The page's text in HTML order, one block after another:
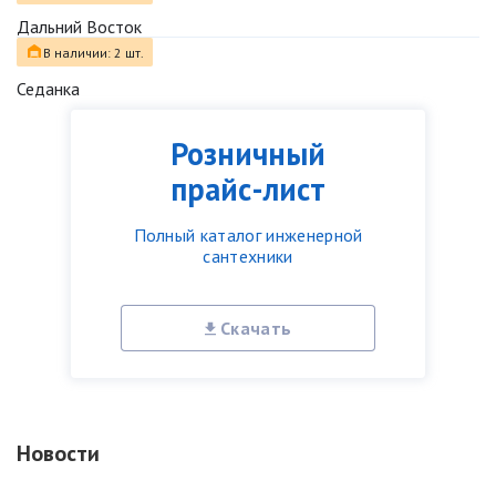
Розничный
прайс-лист
Полный каталог инженерной
сантехники
Скачать
Новости
Дальний Восток
В наличии: 2 шт.
Седанка